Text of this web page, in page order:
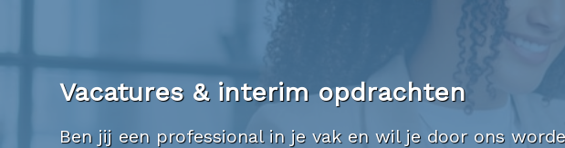
Vacatures & interim opdrachten
Ben jij een professional in je vak en wil je door ons